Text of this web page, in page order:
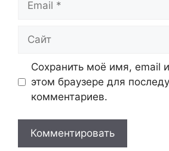
Сохранить моё имя, email
этом браузере для
комментариев.